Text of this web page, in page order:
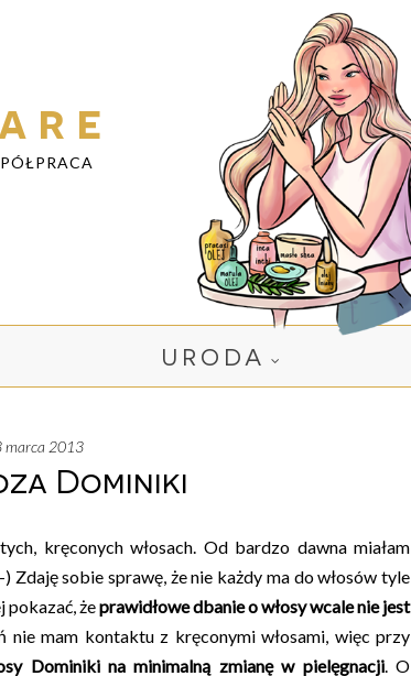
URODA
marca 2013
Dominiki
kręconych włosach. Od bardzo dawna miałam
Zdaję sobie sprawę, że nie każdy ma do włosów tyle
pokazać, żeprawidłowe dbanie o włosy wcale nie jest
nie mam kontaktu z kręconymi włosami, więc przy
Dominiki na minimalną zmianę w pielęgnacji. O